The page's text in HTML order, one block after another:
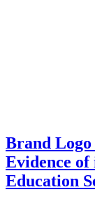
Brand
Evidence
Education